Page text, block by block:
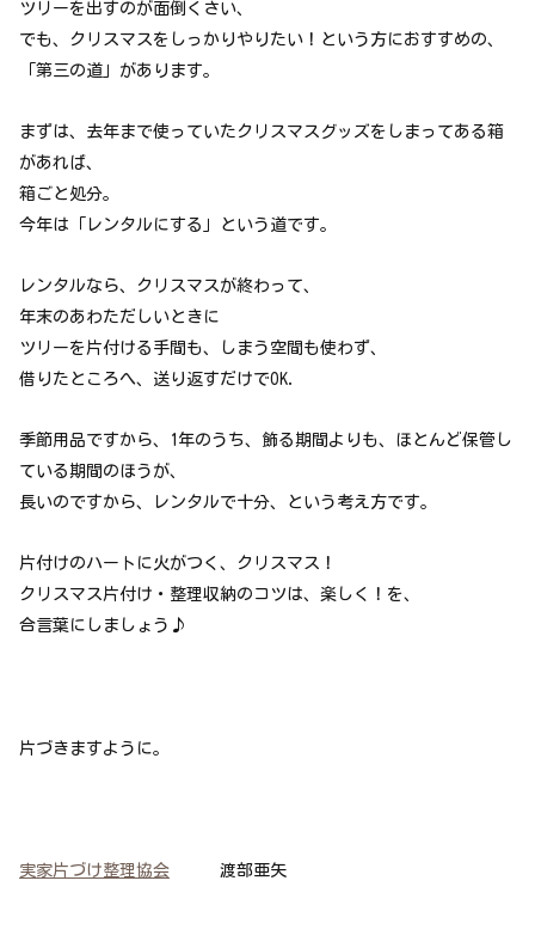
ツリーを出すのが面倒くさい、
でも、クリスマスをしっかりやりたい！という方におすすめの、
「第三の道」があります。
まずは、去年まで使っていたクリスマスグッズをしまってある箱
があれば、
箱ごと処分。
今年は「レンタルにする」という道です。
レンタルなら、クリスマスが終わって、
年末のあわただしいときに
ツリーを片付ける手間も、しまう空間も使わず、
借りたところへ、送り返すだけでOK.
季節用品ですから、1年のうち、飾る期間よりも、ほとんど保管し
ている期間のほうが、
長いのですから、レンタルで十分、という考え方です。
片付けのハートに火がつく、クリスマス！
クリスマス片付け・整理収納のコツは、楽しく！を、
合言葉にしましょう♪
片づきますように。
実家片づけ整理協会 渡部亜矢